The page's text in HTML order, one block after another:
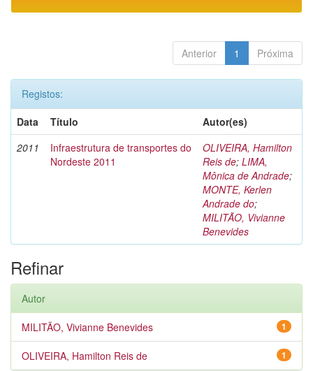
Anterior 1 Próxima
Registos:
Data
Título
Autor(es)
2011
Infraestrutura de transportes do
Nordeste 2011
OLIVEIRA, Hamilton
Reis de; LIMA,
Mônica de Andrade;
MONTE, Kerlen
Andrade do;
MILITÃO, Vivianne
Benevides
Refinar
Autor
1
MILITÃO, Vivianne Benevides
1
OLIVEIRA, Hamilton Reis de